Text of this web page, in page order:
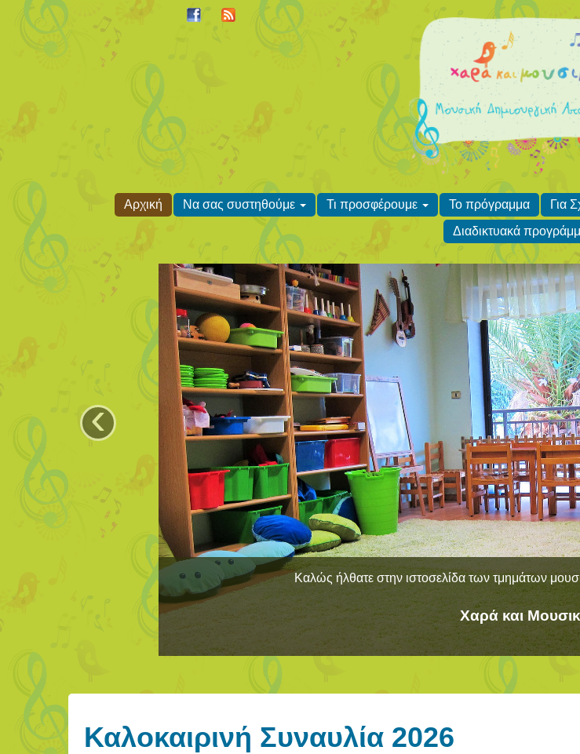
Αρχική Να σας συστηθούμε Τι προσφέρουμε Το πρόγραμμα Για
Διαδικτυακά
Καλώς ήλθατε στην ιστοσελίδα των τμημάτων
Χαρά και
‹
Καλοκαιρινή Συναυλία 2026